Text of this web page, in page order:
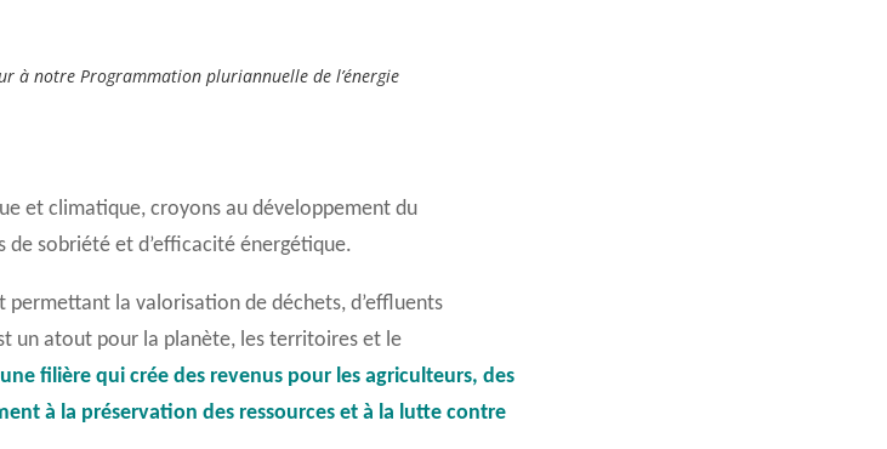
à notre Programmation pluriannuelle de l’énergie
et climatique, croyons au développement du
sobriété et d’efficacité énergétique.
la valorisation de déchets, d’effluents
un atout pour la planète, les territoires et le
filière qui crée des revenus pour les agriculteurs, des
à la préservation des ressources et à la lutte contre